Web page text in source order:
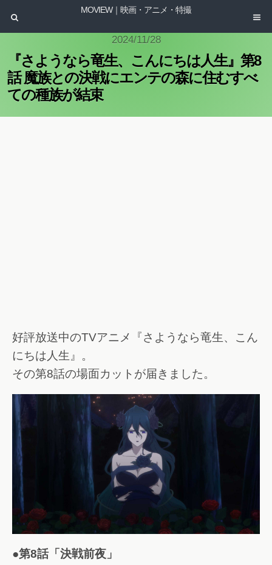
MOVIEW｜映画・アニメ・特撮
2024/11/28
『さようなら竜生、こんにちは人生』第8
話 魔族との決戦にエンテの森に住むすべ
ての種族が結束
好評放送中のTVアニメ『さようなら竜生、こん
にちは人生』。
その第8話の場面カットが届きました。
●第8話「決戦前夜」